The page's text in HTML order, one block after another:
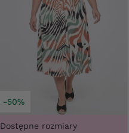
-50%
Dostępne rozmiary